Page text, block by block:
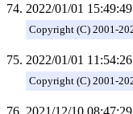
2022/01/01 15:49:49
Copyright (C) 2001-
2022/01/01 11:54:26
Copyright (C) 2001-
2021/12/10 08:47:29